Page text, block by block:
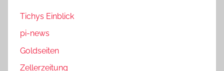
Tichys Einblick
pi-news
Goldseiten
Zellerzeitung